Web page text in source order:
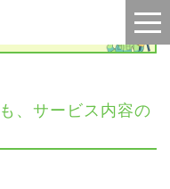
、サービス内容の